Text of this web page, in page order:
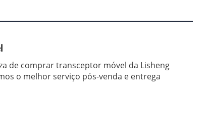
de comprar transceptor móvel da Lisheng
o melhor serviço pós-venda e entrega